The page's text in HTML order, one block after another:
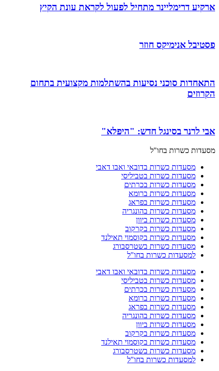
ארקיע דרימליינר מתחיל לפעול לקראת עונת הקיץ
פסטיבל אנימיקס חוזר
התאחדות סוכני נסיעות בהשתלמות מקצועית בתחום
הקרוזים
אבי לרנר בסינגל חדש: "היפלא"
מסעדות כשרות בחו"ל
מסעדות כשרות בדובאי ואבו דאבי
מסעדות כשרות בטביליסי
מסעדות כשרות בכרתים
מסעדות כשרות ברומא
מסעדות כשרות בפראג
מסעדות כשרות בהונגריה
מסעדות כשרות ביוון
מסעדות כשרות בקרקוב
מסעדות כשרות בקוסמוי תאילנד
מסעדות כשרות בשטרסבורג
למסעדות כשרות בחו"ל
מסעדות כשרות בדובאי ואבו דאבי
מסעדות כשרות בטביליסי
מסעדות כשרות בכרתים
מסעדות כשרות ברומא
מסעדות כשרות בפראג
מסעדות כשרות בהונגריה
מסעדות כשרות ביוון
מסעדות כשרות בקרקוב
מסעדות כשרות בקוסמוי תאילנד
מסעדות כשרות בשטרסבורג
למסעדות כשרות בחו"ל